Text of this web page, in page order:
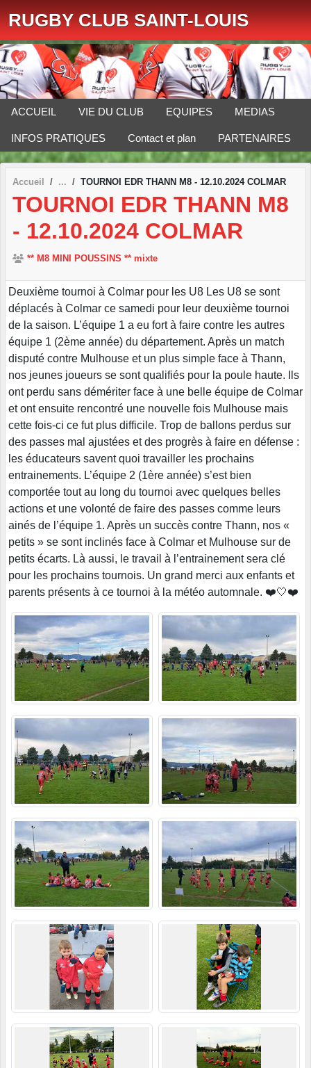
RUGBY CLUB SAINT-LOUIS
ACCUEIL VIE DU CLUB EQUIPES MEDIAS
INFOS PRATIQUES Contact et plan PARTENAIRES
Accueil TOURNOI EDR THANN M8 - 12.10.2024 COLMAR
TOURNOI EDR THANN M8
- 12.10.2024 COLMAR
** M8 MINI POUSSINS ** mixte
Deuxième tournoi à Colmar pour les U8 Les U8 se sont
déplacés à Colmar ce samedi pour leur deuxième tournoi
de la saison. L’équipe 1 a eu fort à faire contre les autres
équipe 1 (2ème année) du département. Après un match
disputé contre Mulhouse et un plus simple face à Thann,
nos jeunes joueurs se sont qualifiés pour la poule haute. Ils
ont perdu sans démériter face à une belle équipe de Colmar
et ont ensuite rencontré une nouvelle fois Mulhouse mais
cette fois-ci ce fut plus difficile. Trop de ballons perdus sur
des passes mal ajustées et des progrès à faire en défense :
les éducateurs savent quoi travailler les prochains
entrainements. L’équipe 2 (1ère année) s’est bien
comportée tout au long du tournoi avec quelques belles
actions et une volonté de faire des passes comme leurs
ainés de l’équipe 1. Après un succès contre Thann, nos «
petits » se sont inclinés face à Colmar et Mulhouse sur de
petits écarts. Là aussi, le travail à l’entrainement sera clé
pour les prochains tournois. Un grand merci aux enfants et
parents présents à ce tournoi à la météo automnale. ❤️🤍❤️